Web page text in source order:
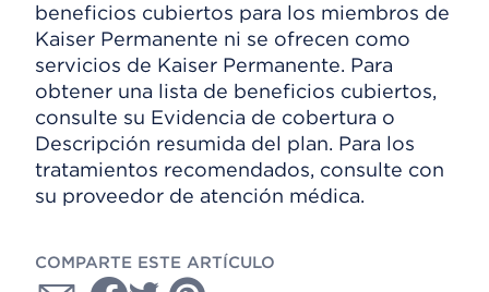
beneficios cubiertos para los miembros de
Kaiser Permanente ni se ofrecen como
servicios de Kaiser Permanente. Para
obtener una lista de beneficios cubiertos,
consulte su Evidencia de cobertura o
Descripción resumida del plan. Para los
tratamientos recomendados, consulte con
su proveedor de atención médica.
COMPARTE ESTE ARTÍCULO